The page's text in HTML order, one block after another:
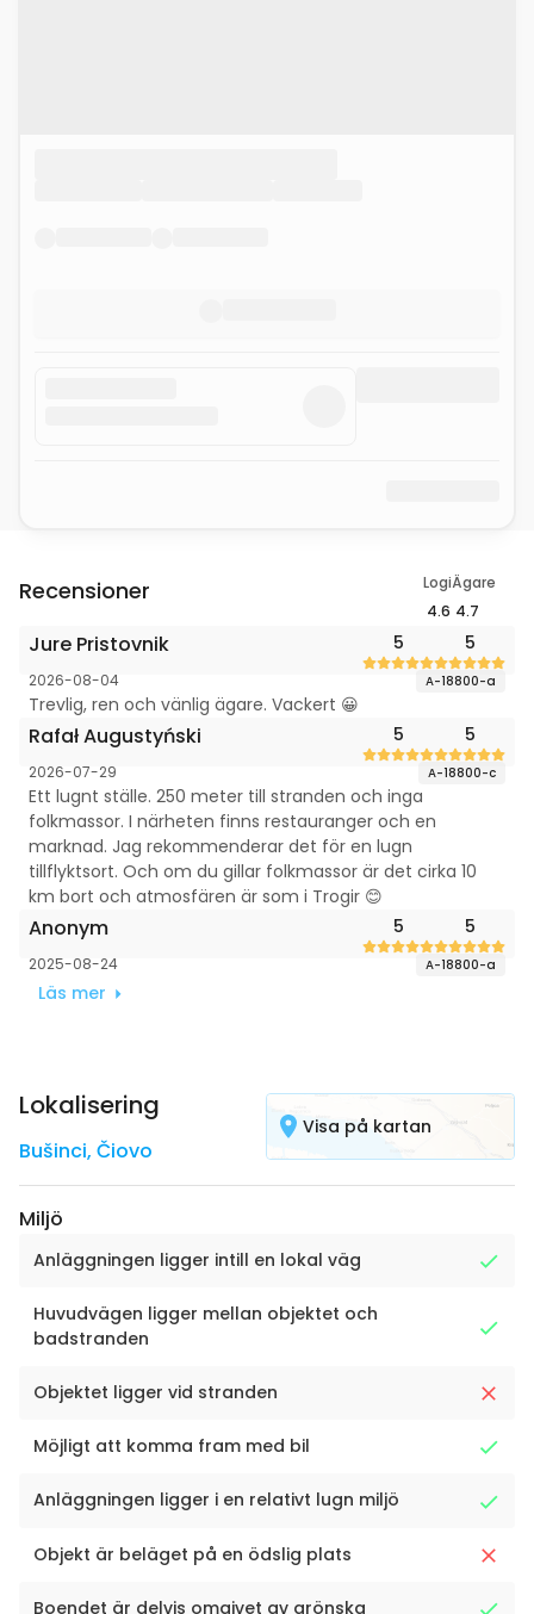
Recensioner
Logi
4.6
Ägare
4.7
Jure Pristovnik 5 5
2026-08-04 A-18800-a
Trevlig, ren och vänlig ägare. Vackert 😀
Rafał Augustyński 5 5
2026-07-29 A-18800-c
Ett lugnt ställe. 250 meter till stranden och inga
folkmassor. I närheten finns restauranger och en
marknad. Jag rekommenderar det för en lugn
tillflyktsort. Och om du gillar folkmassor är det cirka 10
km bort och atmosfären är som i Trogir 😊
Anonym 5 5
2025-08-24 A-18800-a
Läs mer
Lokalisering
Bušinci, Čiovo
Visa på kartan
Miljö
Anläggningen ligger intill en lokal väg
Huvudvägen ligger mellan objektet och
badstranden
Objektet ligger vid stranden
Möjligt att komma fram med bil
Anläggningen ligger i en relativt lugn miljö
Objekt är beläget på en ödslig plats
Boendet är delvis omgivet av grönska